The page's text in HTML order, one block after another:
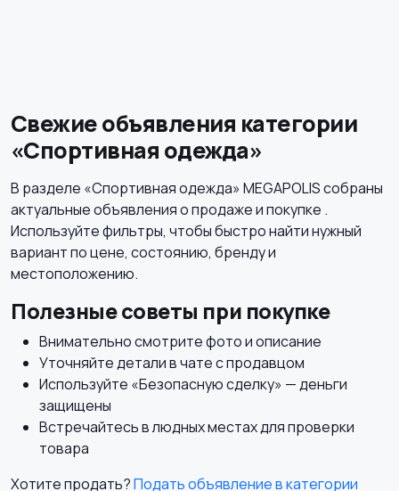
Футболки и поло
Другое
Свежие объявления категории
«Спортивная одежда»
В разделе «Спортивная одежда» MEGAPOLIS собраны
актуальные объявления о продаже и покупке .
Используйте фильтры, чтобы быстро найти нужный
вариант по цене, состоянию, бренду и
местоположению.
Полезные советы при покупке
Внимательно смотрите фото и описание
Уточняйте детали в чате с продавцом
Используйте «Безопасную сделку» — деньги
защищены
Встречайтесь в людных местах для проверки
товара
Хотите продать?Подать объявление в категории